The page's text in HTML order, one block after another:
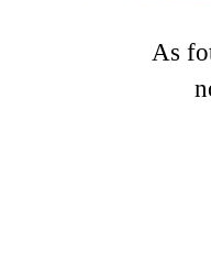
As